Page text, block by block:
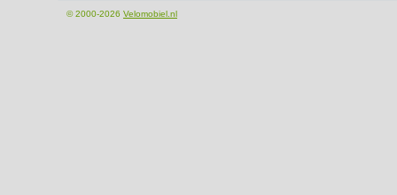
© 2000-2026 Velomobiel.nl